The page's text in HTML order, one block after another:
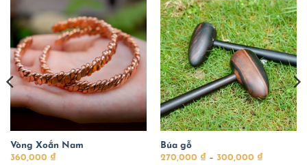
Vòng Xoắn Nam
360,000 ₫
Búa gỗ
270,000 ₫ – 300,000 ₫Khoảng